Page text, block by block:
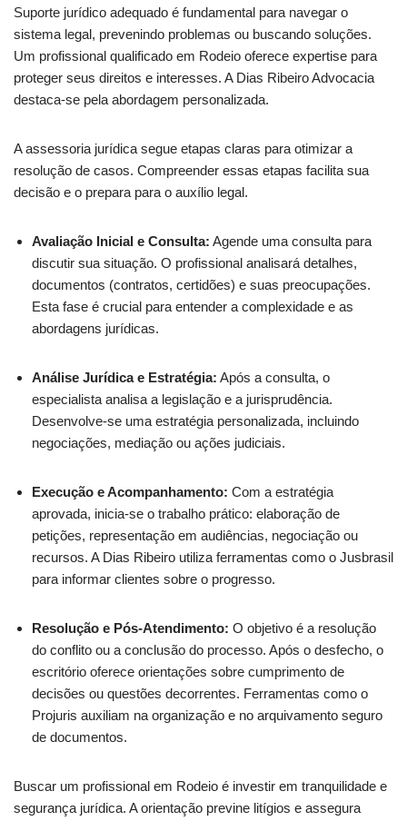
Suporte jurídico adequado é fundamental para navegar o
sistema legal, prevenindo problemas ou buscando soluções.
Um profissional qualificado em Rodeio oferece expertise para
proteger seus direitos e interesses. A Dias Ribeiro Advocacia
destaca-se pela abordagem personalizada.
A assessoria jurídica segue etapas claras para otimizar a
resolução de casos. Compreender essas etapas facilita sua
decisão e o prepara para o auxílio legal.
Avaliação Inicial e Consulta: Agende uma consulta para
discutir sua situação. O profissional analisará detalhes,
documentos (contratos, certidões) e suas preocupações.
Esta fase é crucial para entender a complexidade e as
abordagens jurídicas.
Análise Jurídica e Estratégia: Após a consulta, o
especialista analisa a legislação e a jurisprudência.
Desenvolve-se uma estratégia personalizada, incluindo
negociações, mediação ou ações judiciais.
Execução e Acompanhamento: Com a estratégia
aprovada, inicia-se o trabalho prático: elaboração de
petições, representação em audiências, negociação ou
recursos. A Dias Ribeiro utiliza ferramentas como o Jusbrasil
para informar clientes sobre o progresso.
Resolução e Pós-Atendimento: O objetivo é a resolução
do conflito ou a conclusão do processo. Após o desfecho, o
escritório oferece orientações sobre cumprimento de
decisões ou questões decorrentes. Ferramentas como o
Projuris auxiliam na organização e no arquivamento seguro
de documentos.
Buscar um profissional em Rodeio é investir em tranquilidade e
segurança jurídica. A orientação previne litígios e assegura